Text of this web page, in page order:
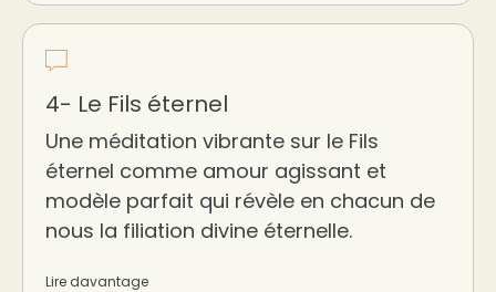
4- Le Fils éternel
Une méditation vibrante sur le Fils
éternel comme amour agissant et
modèle parfait qui révèle en chacun de
nous la filiation divine éternelle.
Lire davantage